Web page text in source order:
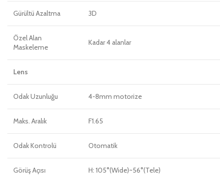
Gürültü Azaltma 3D
Özel Alan
Maskeleme
Kadar 4 alanlar
Lens
Odak Uzunluğu 4-8mm motorize
Maks. Aralık F1.65
Odak Kontrolü Otomatik
Görüş Açısı H: 105°(Wide)~56°(Tele)